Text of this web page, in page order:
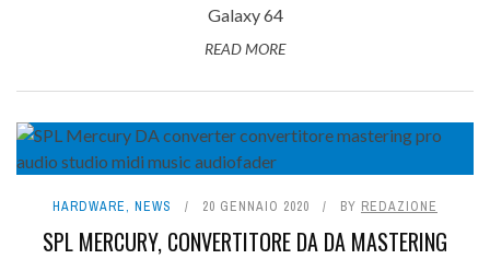
Galaxy 64
READ MORE
HARDWARE, NEWS 20 GENNAIO 2020 BY REDAZIONE
SPL MERCURY, CONVERTITORE DA DA MASTERING